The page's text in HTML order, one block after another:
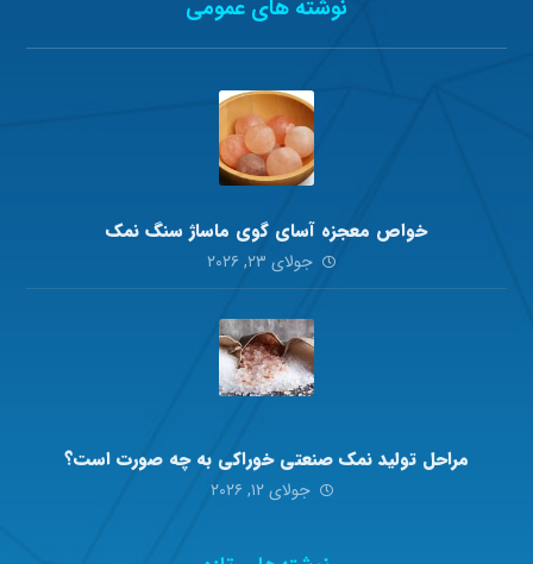
نوشته های عمومی
خواص معجزه آسای گوی ماساژ سنگ نمک
جولای ۲۳, ۲۰۲۶
مراحل تولید نمک صنعتی خوراکی به چه صورت است؟
جولای ۱۲, ۲۰۲۶